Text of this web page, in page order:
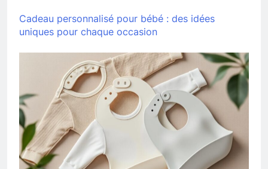
Cadeau personnalisé pour bébé : des idées
uniques pour chaque occasion